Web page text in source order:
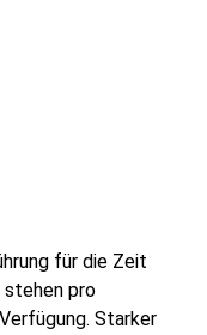
für die Zeit
stehen pro
Starker